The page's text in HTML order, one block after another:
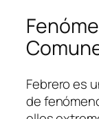
Febrero es
de